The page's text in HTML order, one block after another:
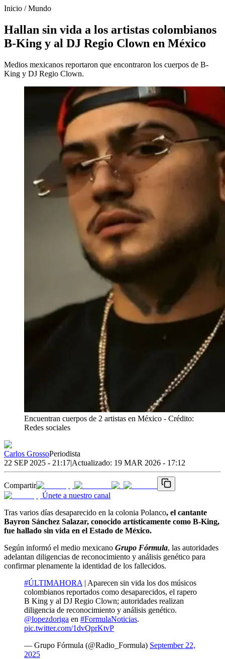
Inicio /Mundo
Hallan sin vida a los artistas colombianos
B-King y al DJ Regio Clown en México
Medios mexicanos reportaron que encontraron los cuerpos de B-
King y DJ Regio Clown.
Encuentran cuerpos de 2 artistas en México - Crédito:
Redes sociales
Carlos GrossoPeriodista
22 SEP 2025 - 21:17|Actualizado: 19 MAR 2026 - 17:12
Compartir
Únete a nuestro canal
Tras varios días desaparecido en la colonia Polanco, el cantante
Bayron Sánchez Salazar, conocido artísticamente como B-King,
fue hallado sin vida en el Estado de México.
Según informó el medio mexicano Grupo Fórmula, las autoridades
adelantan diligencias de reconocimiento y análisis genético para
confirmar plenamente la identidad de los fallecidos.
#ÚLTIMAHORA | Aparecen sin vida los dos músicos
colombianos reportados como desaparecidos, el rapero
B King y al DJ Regio Clown; autoridades realizan
diligencia de reconocimiento y análisis genético.
@lopezdoriga en #FormulaNoticias.
pic.twitter.com/1dvQprKtvP
— Grupo Fórmula (@Radio_Formula) September 22,
2025